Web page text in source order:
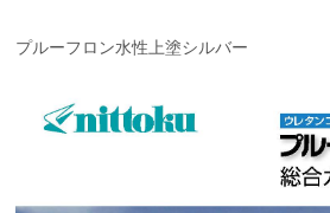
プルーフロン水性上塗シルバー